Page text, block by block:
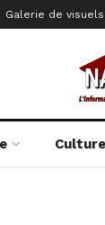
Galerie de visuels
Culture